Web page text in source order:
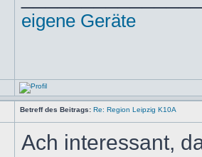
eigene Geräte
Betreff des Beitrags: Re: Region Leipzig K10A
Ach interessant,